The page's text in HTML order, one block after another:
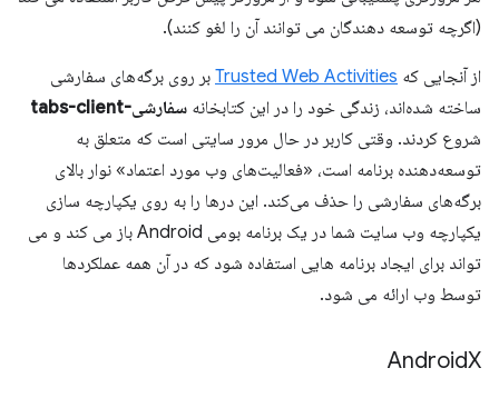
(اگرچه توسعه دهندگان می توانند آن را لغو کنند).
از آنجایی که Trusted Web Activities بر روی برگه‌های سفارشی
ساخته شده‌اند، زندگی خود را در این کتابخانه سفارشی-tabs-client
شروع کردند. وقتی کاربر در حال مرور سایتی است که متعلق به
توسعه‌دهنده برنامه است، «فعالیت‌های وب مورد اعتماد» نوار بالای
برگه‌های سفارشی را حذف می‌کند. این درها را به روی یکپارچه سازی
یکپارچه وب سایت شما در یک برنامه بومی Android باز می کند و می
تواند برای ایجاد برنامه هایی استفاده شود که در آن همه عملکردها
توسط وب ارائه می شود.
AndroidX